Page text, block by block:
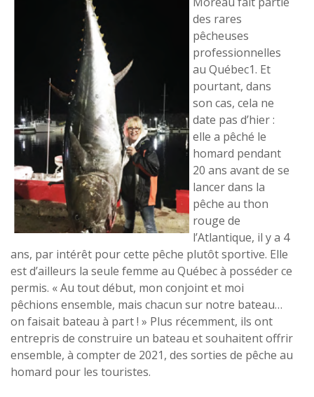
des rares
pêcheuses
professionnelles
au Québec1. Et
pourtant, dans
son cas, cela ne
date pas d’hier :
elle a pêché le
homard pendant
20 ans avant de se
lancer dans la
pêche au thon
rouge de
l’Atlantique, il y a 4
ans, par intérêt pour cette pêche plutôt sportive. Elle
est d’ailleurs la seule femme au Québec à posséder ce
permis. « Au tout début, mon conjoint et moi
pêchions ensemble, mais chacun sur notre bateau…
on faisait bateau à part ! » Plus récemment, ils ont
entrepris de construire un bateau et souhaitent offrir
ensemble, à compter de 2021, des sorties de pêche au
homard pour les touristes.